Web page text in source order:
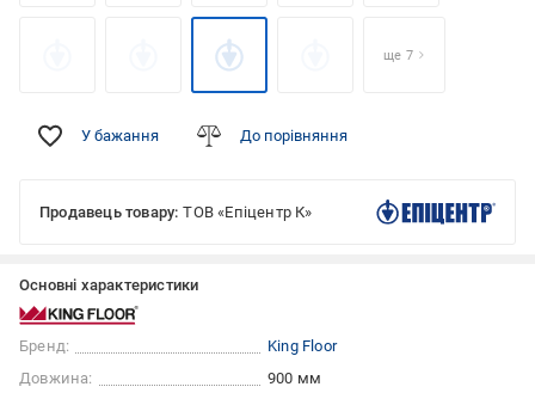
ще 7
У бажання До порівняння
Продавець товару: ТОВ «Епіцентр К»
Основні характеристики
Бренд:
King Floor
Довжина:
900 мм